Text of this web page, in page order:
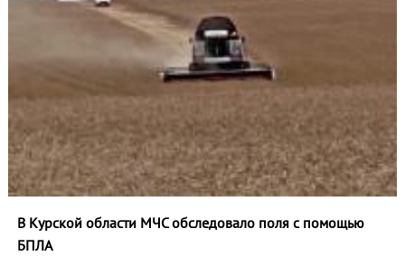
В Курской области МЧС обследовало поля с помощью
БПЛА